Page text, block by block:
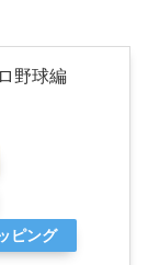
野球編
ピング